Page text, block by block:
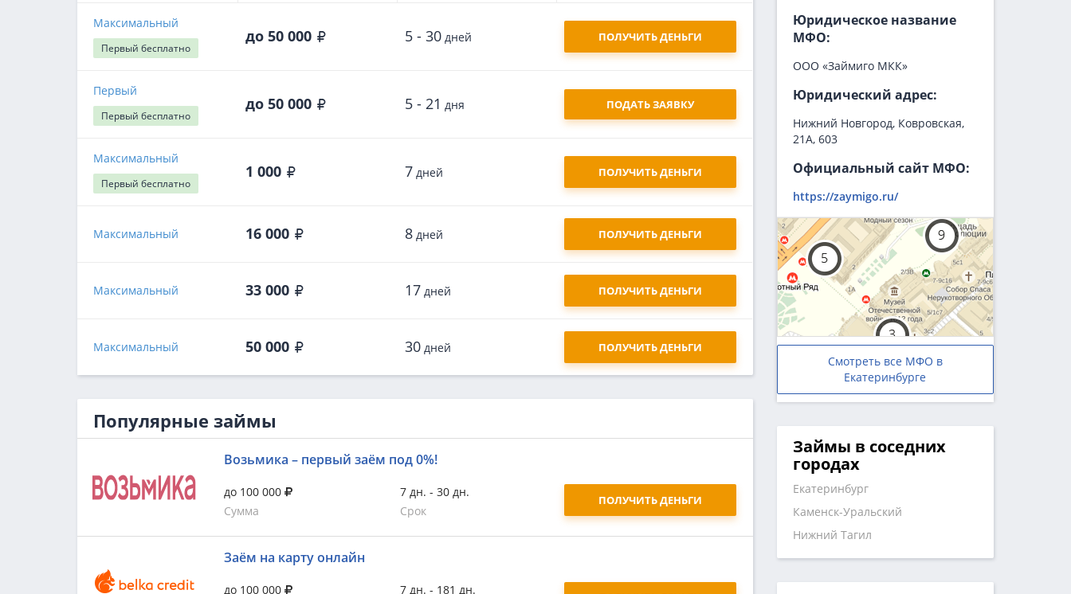
Максимальный
Первый бесплатно
до 50 000 5 - 30 дней ПОЛУЧИТЬ ДЕНЬГИ
Первый
Первый бесплатно
до 50 000 5 - 21 дня ПОДАТЬ ЗАЯВКУ
Максимальный
Первый бесплатно
1 000 7 дней ПОЛУЧИТЬ ДЕНЬГИ
Максимальный 16 000 8 дней ПОЛУЧИТЬ ДЕНЬГИ
Максимальный 33 000 17 дней ПОЛУЧИТЬ ДЕНЬГИ
Максимальный 50 000 30 дней ПОЛУЧИТЬ ДЕНЬГИ
Популярные займы
Возьмика – первый заём под 0%!
до 100 000
Сумма
7 дн. - 30 дн.
Срок
ПОЛУЧИТЬ ДЕНЬГИ
Заём на карту онлайн
до 100 000
7 дн. - 181 дн.
Юридическое название
МФО:
ООО «Займиго МКК»
Юридический адрес:
Нижний Новгород, Ковровская,
21А, 603
Официальный сайт МФО:
https://zaymigo.ru/
Смотреть все МФО в
Екатеринбурге
Займы в соседних
городах
Екатеринбург
Каменск-Уральский
Нижний Тагил